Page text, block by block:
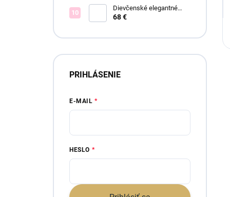
Dievčenské elegantné
šaty Lisa
68 €
PRIHLÁSENIE
E-MAIL
HESLO